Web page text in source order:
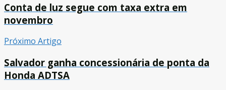
Conta de luz segue com taxa extra em
novembro
Próximo Artigo
Salvador ganha concessionária de ponta da
Honda ADTSA